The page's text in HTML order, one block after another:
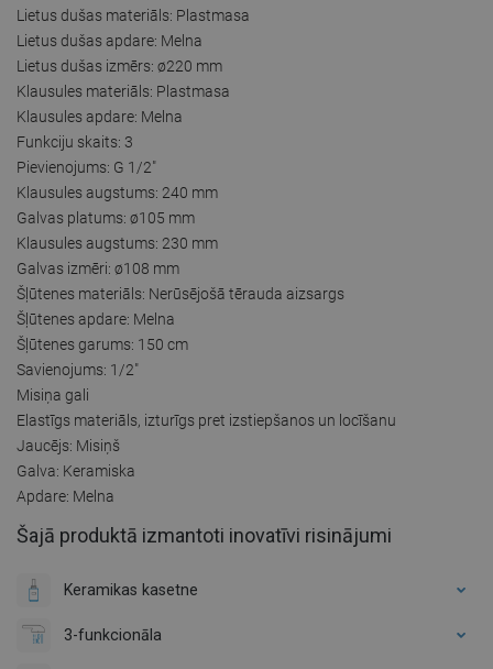
Lietus dušas materiāls: Plastmasa
Lietus dušas apdare: Melna
Lietus dušas izmērs: ø220 mm
Klausules materiāls: Plastmasa
Klausules apdare: Melna
Funkciju skaits: 3
Pievienojums: G 1/2"
Klausules augstums: 240 mm
Galvas platums: ø105 mm
Klausules augstums: 230 mm
Galvas izmēri: ø108 mm
Šļūtenes materiāls: Nerūsējošā tērauda aizsargs
Šļūtenes apdare: Melna
Šļūtenes garums: 150 cm
Savienojums: 1/2"
Misiņa gali
Elastīgs materiāls, izturīgs pret izstiepšanos un locīšanu
Jaucējs: Misiņš
Galva: Keramiska
Apdare: Melna
Šajā produktā izmantoti inovatīvi risinājumi
Keramikas kasetne
3-funkcionāla